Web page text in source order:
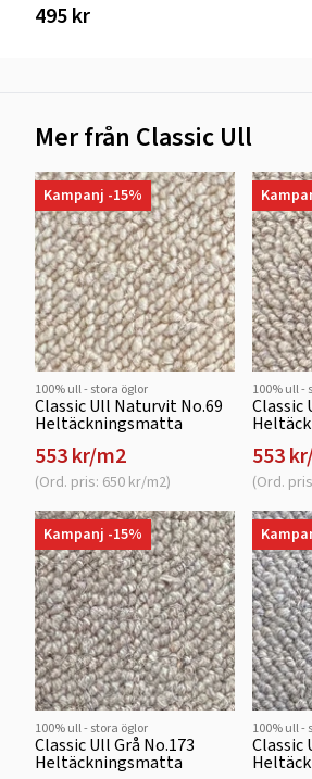
495 kr
Mer från Classic Ull
Kampanj -15%
100% ull - stora öglor
Classic Ull Naturvit No.69
Heltäckningsmatta
553 kr/m2
(Ord. pris: 650 kr/m2)
100% ull -
Classic
553
(Ord.
Kampanj -15%
100% ull - stora öglor
Classic Ull Grå No.173
Heltäckningsmatta
100% ull -
Classic